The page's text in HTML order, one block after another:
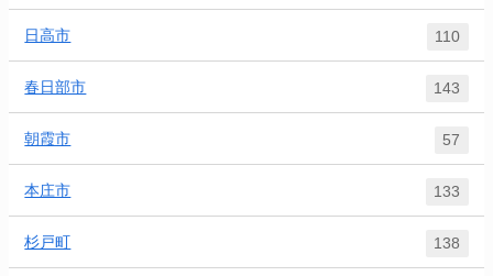
日高市 110
春日部市 143
朝霞市 57
本庄市 133
杉戸町 138